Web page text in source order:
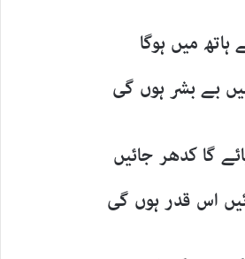
میں ہوگا
بے بشر ہوں گی
گا کدھر جائیں
اس قدر ہوں گی